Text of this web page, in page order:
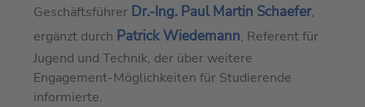
Geschäftsführer Dr.-Ing. Paul Martin Schaefer,
ergänzt durch Patrick Wiedemann, Referent für
Jugend und Technik, der über weitere
Engagement-Möglichkeiten für Studierende
informierte.